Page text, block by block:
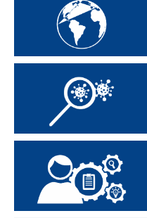
Portal da Transparência
Transparência Covid-19